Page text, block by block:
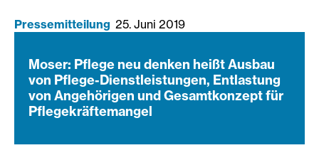
Pressemitteilung 25. Juni 2019
Moser: Pflege neu denken heißt Ausbau
von Pflege-Dienstleistungen, Entlastung
von Angehörigen und Gesamtkonzept für
Pflegekräftemangel